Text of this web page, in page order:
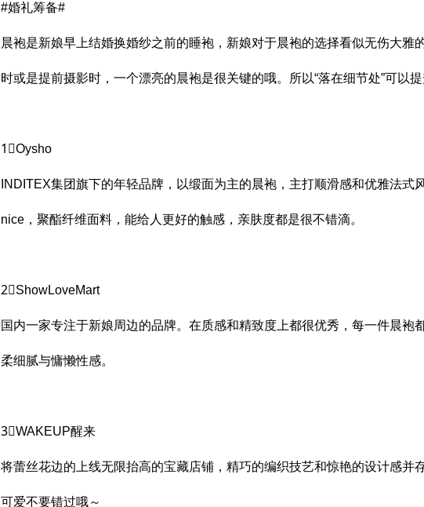
#婚礼筹备#
晨袍是新娘早上结婚换婚纱之前的睡袍，新娘对于晨袍的选择看似无伤大雅
时或是提前摄影时，一个漂亮的晨袍是很关键的哦。所以“落在细节处”可以
1⃣️Oysho
INDITEX集团旗下的年轻品牌，以缎面为主的晨袍，主打顺滑感和优雅法式
nice，聚酯纤维面料，能给人更好的触感，亲肤度都是很不错滴。
2⃣️ShowLoveMart
国内一家专注于新娘周边的品牌。在质感和精致度上都很优秀，每一件晨袍
柔细腻与慵懒性感。
3⃣️WAKEUP醒来
将蕾丝花边的上线无限抬高的宝藏店铺，精巧的编织技艺和惊艳的设计感并
可爱不要错过哦～